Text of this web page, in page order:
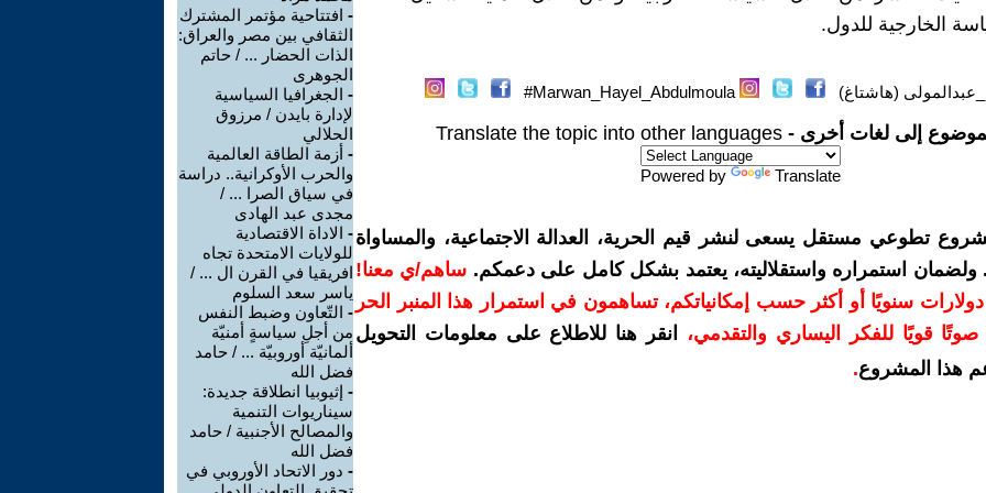
الخارجية للدول.
(هاشتاغ) Marwan_Hayel_Abdulmoula#
إلى لغات أخرى - Translate the topic into other languages
Powered by Translate
تطوعي مستقل يسعى لنشر قيم الحرية، العدالة الاجتماعية، والمساواة
ولضمان استمراره واستقلاليته، يعتمد بشكل كامل على دعمكم. ساهم/ي معنا!
بمبلغ 10 دولارات سنويًا أو أكثر حسب إمكانياتكم، تساهمون في استمرار هذا المنبر الحر
قويًا للفكر اليساري والتقدمي،
انقر هنا للاطلاع على معلومات التحويل
هذا المشروع.
- افتتاحية مؤتمر المشترك
الثقافي بين مصر والعراق:
الذات الحضار ... / حاتم
الجوهرى
- الجغرافيا السياسية
لإدارة بايدن / مرزوق
الحلالي
- أزمة الطاقة العالمية
والحرب الأوكرانية.. دراسة
في سياق الصرا ... /
مجدى عبد الهادى
- الاداة الاقتصادية
للولايات الامتحدة تجاه
افريقيا في القرن ال ... /
ياسر سعد السلوم
- التّعاون وضبط النفس
من أجلِ سياسةٍ أمنيّة
ألمانيّة أوروبيّة ... / حامد
فضل الله
- إثيوبيا انطلاقة جديدة:
سيناريوات التنمية
والمصالح الأجنبية / حامد
فضل الله
- دور الاتحاد الأوروبي في